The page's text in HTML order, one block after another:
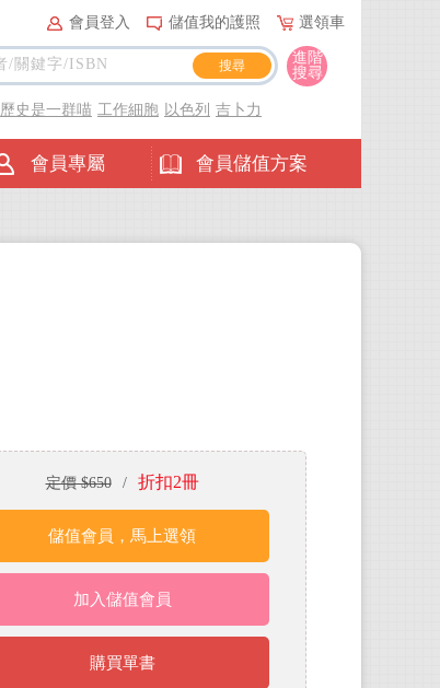
會員登入 儲值我的護照 選領車
會員專屬 會員儲值方案
進階
搜尋
歷史是一群喵 工作細胞 以色列 吉卜力
定價 $650 / 折扣2冊
儲值會員，馬上選領
加入儲值會員
購買單書